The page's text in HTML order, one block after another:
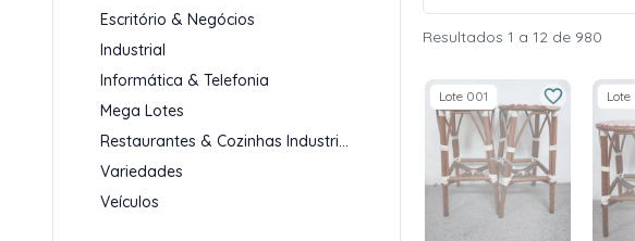
Escritório & Negócios
Industrial
Informática & Telefonia
Mega Lotes
Restaurantes & Cozinhas Industriais
Variedades
Veículos
Resultados 1 a 12 de 980
Lote 001